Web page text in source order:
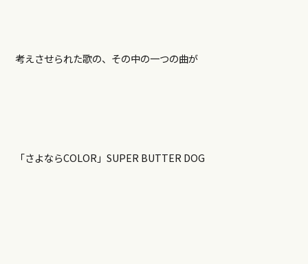
考えさせられた歌の、その中の一つの曲が
「さよならCOLOR」SUPER BUTTER DOG